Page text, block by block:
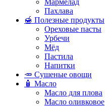
Пахлава
🍯 Полезные продукты
Ореховые пасты
Урбечи
Мёд
Пастила
Напитки
🥕 Сушеные овощи
🧴 Масло
Масло для плова
Масло оливковое